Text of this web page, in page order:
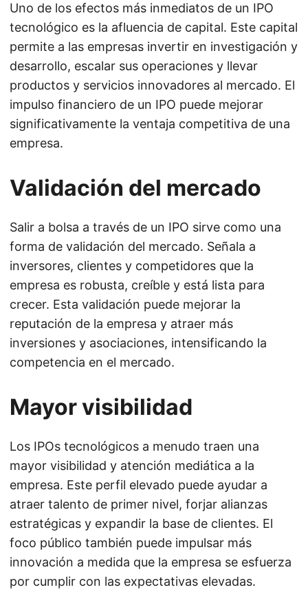
Uno de los efectos más inmediatos de un IPO
tecnológico es la afluencia de capital. Este capital
permite a las empresas invertir en investigación y
desarrollo, escalar sus operaciones y llevar
productos y servicios innovadores al mercado. El
impulso financiero de un IPO puede mejorar
significativamente la ventaja competitiva de una
empresa.
Validación del mercado
Salir a bolsa a través de un IPO sirve como una
forma de validación del mercado. Señala a
inversores, clientes y competidores que la
empresa es robusta, creíble y está lista para
crecer. Esta validación puede mejorar la
reputación de la empresa y atraer más
inversiones y asociaciones, intensificando la
competencia en el mercado.
Mayor visibilidad
Los IPOs tecnológicos a menudo traen una
mayor visibilidad y atención mediática a la
empresa. Este perfil elevado puede ayudar a
atraer talento de primer nivel, forjar alianzas
estratégicas y expandir la base de clientes. El
foco público también puede impulsar más
innovación a medida que la empresa se esfuerza
por cumplir con las expectativas elevadas.